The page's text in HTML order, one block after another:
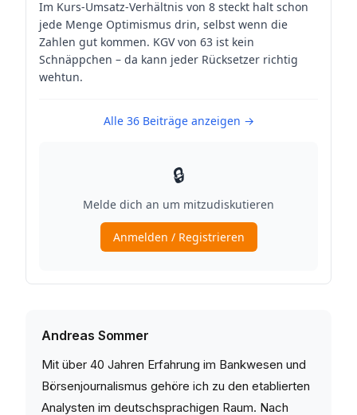
Andreas Sommer
Mit über 40 Jahren Erfahrung im Bankwesen und
Börsenjournalismus gehöre ich zu den etablierten
Analysten im deutschsprachigen Raum. Nach